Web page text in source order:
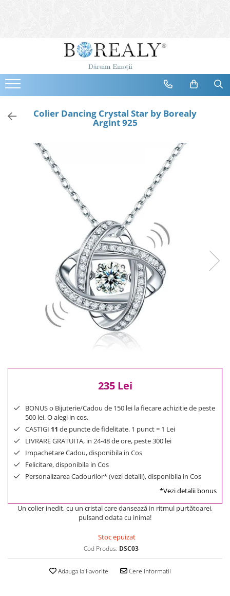
Bijuterii
Cercei
Bratari
Coliere
Destinatari
Bijuterii Femei
Cele mai vandute
Cele mai votate
0 Lei - 100 Lei
Colier Dancing Crystal Star by Borealy
Argint 925
235 Lei
BONUS o Bijuterie/Cadou de 150 lei la fiecare achizitie de peste
500 lei. O alegi in cos.
CASTIGI 11 de puncte de fidelitate. 1 punct = 1 Lei
LIVRARE GRATUITA, in 24-48 de ore, peste 300 lei
Impachetare Cadou, disponibila in Cos
Felicitare, disponibila in Cos
Personalizarea Cadourilor* (vezi detalii), disponibila in Cos
*Vezi detalii bonus
Un colier inedit, cu un cristal care dansează in ritmul purtătoarei,
pulsand odata cu inima!
Stoc epuizat
Cod Produs: DSC03
Adauga la Favorite Cere informatii